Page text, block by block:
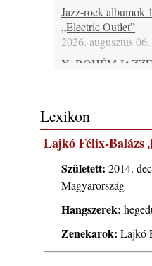
Jazz-rock albumok
„Electric Outlet”
2026. augusztus 06.
X. BOHÉM
tánc!
2026. augusztus 05.
Magyar Jazz ABC –
2026. augusztus 05.
Jazz-rock albumok
„Out like a Light”
2026. augusztus 05.
Jazz-rock albumok
Lexikon
Lajkó Félix-Balázs
Született: 2014.
Magyarország
Hangszerek:
Zenekarok: Lajkó